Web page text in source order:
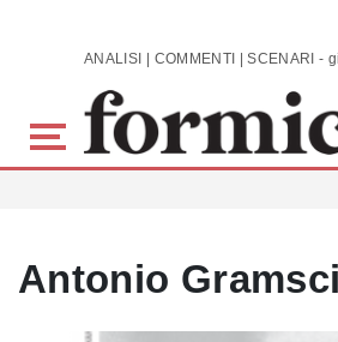
Skip to main content
Antonio Gramsci